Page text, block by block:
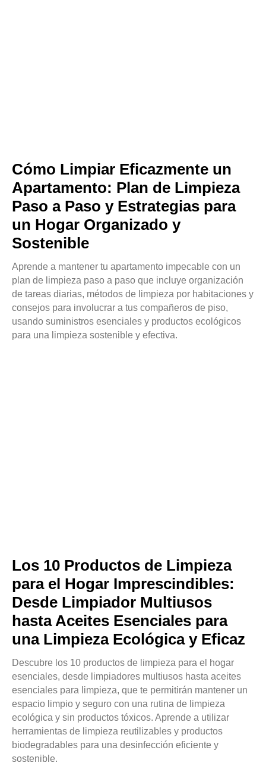
Cómo Limpiar Eficazmente un
Apartamento: Plan de Limpieza
Paso a Paso y Estrategias para
un Hogar Organizado y
Sostenible
Aprende a mantener tu apartamento impecable con un
plan de limpieza paso a paso que incluye organización
de tareas diarias, métodos de limpieza por habitaciones y
consejos para involucrar a tus compañeros de piso,
usando suministros esenciales y productos ecológicos
para una limpieza sostenible y efectiva.
Los 10 Productos de Limpieza
para el Hogar Imprescindibles:
Desde Limpiador Multiusos
hasta Aceites Esenciales para
una Limpieza Ecológica y Eficaz
Descubre los 10 productos de limpieza para el hogar
esenciales, desde limpiadores multiusos hasta aceites
esenciales para limpieza, que te permitirán mantener un
espacio limpio y seguro con una rutina de limpieza
ecológica y sin productos tóxicos. Aprende a utilizar
herramientas de limpieza reutilizables y productos
biodegradables para una desinfección eficiente y
sostenible.